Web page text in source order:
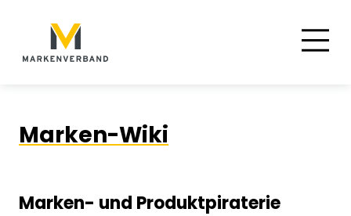
Hauptnavigation
Marken-Wiki
Marken- und Produktpiraterie